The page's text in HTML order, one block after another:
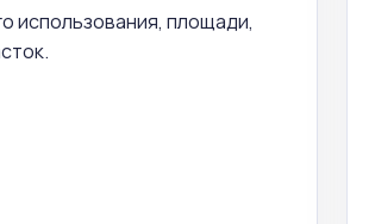
использования, площади,